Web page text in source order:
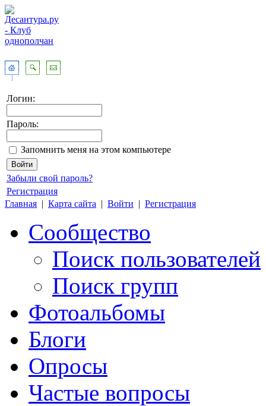
Логин:
Пароль:
Запомнить меня на этом компьютере
Забыли свой пароль?
Регистрация
Главная | Карта сайта | Войти | Регистрация
Сообщество
Поиск пользователей
Поиск групп
Фотоальбомы
Блоги
Опросы
Частые вопросы